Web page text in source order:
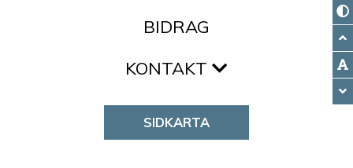
BIDRAG
KONTAKT
SIDKARTA